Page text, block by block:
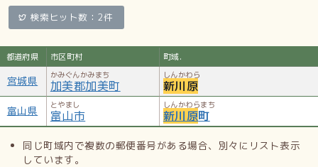
検索ヒット数：2件
都道府県 市区町村 町域.
宮城県 かみぐんかみまち
加美郡加美町
しんかわら
新川原
富山県 とやまし
富山市
しんかわらまち
新川原町
同じ町域内で複数の郵便番号がある場合、別々にリスト表示
しています。